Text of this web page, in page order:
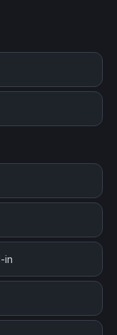
in